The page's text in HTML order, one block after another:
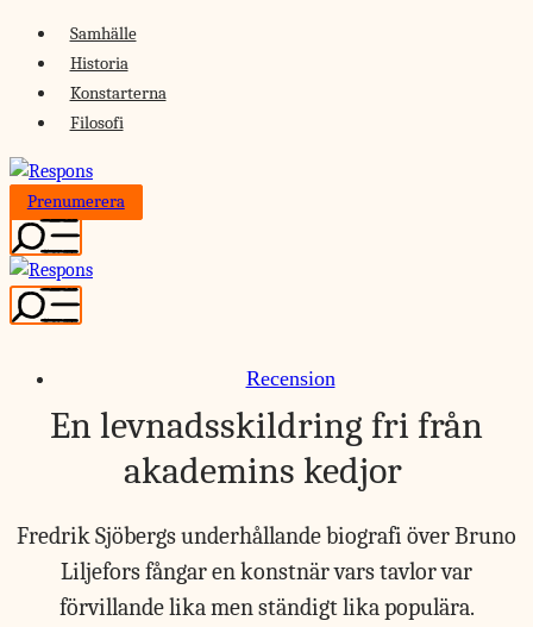
Skip
content
Samhälle
Historia
Konstarterna
Filosofi
Prenumerera
Recension
En levnadsskildring fri från
akademins kedjor
Fredrik Sjöbergs underhållande biografi över Bruno
Liljefors fångar en konstnär vars tavlor var
förvillande lika men ständigt lika populära.